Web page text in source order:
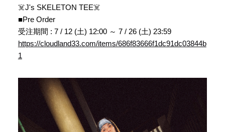
☠️J's SKELETON TEE☠️
■Pre Order
受注期間 : 7 / 12 (土) 12:00 ～ 7 / 26 (土) 23:59
https://cloudland33.com/items/686f83666f1dc91dc03844b
1